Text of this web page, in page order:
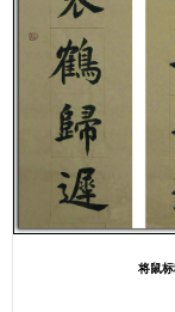
将鼠